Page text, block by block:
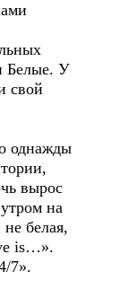
Белые. У
свой
однажды
вырос
на
белая,
is…».
7».